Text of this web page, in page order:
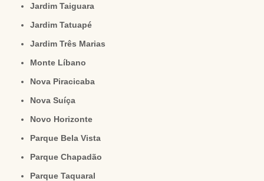
Jardim Taiguara
Jardim Tatuapé
Jardim Três Marias
Monte Líbano
Nova Piracicaba
Nova Suíça
Novo Horizonte
Parque Bela Vista
Parque Chapadão
Parque Taquaral